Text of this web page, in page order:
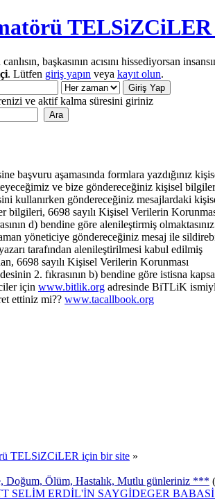
başkasının acısını hissediyorsan
. Lütfen giriş yapın veya kayıt olun.
ve aktif kalma süresini giriniz
başvuru aşamasında formlara yazdığınız
ve bize göndereceğiniz kişisel
kullanırken göndereceğiniz mesajlardaki
bilgileri, 6698 sayılı Kişisel Verilerin
d) bendine göre alenileştirmiş
yöneticiye göndereceğiniz mesaj ile
tarafından alenileştirilmesi kabul edilmiş
6698 sayılı Kişisel Verilerin Korunması
2. fıkrasının b) bendine göre istisna
için www.bitlik.org adresinde BiTLiK
ettiniz mi?? www.tacallbook.org
TELSiZCiLER için bir site »
Doğum, Ölüm, Hastalık, Mutlu günleriniz ***
SELİM ERDİL'İN SAYGİDEGER